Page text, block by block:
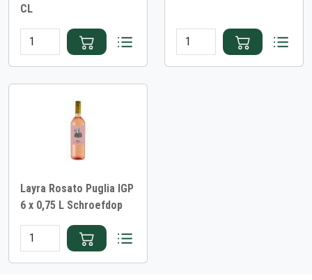
CL
Layra Rosato Puglia IGP
6 x 0,75 L Schroefdop